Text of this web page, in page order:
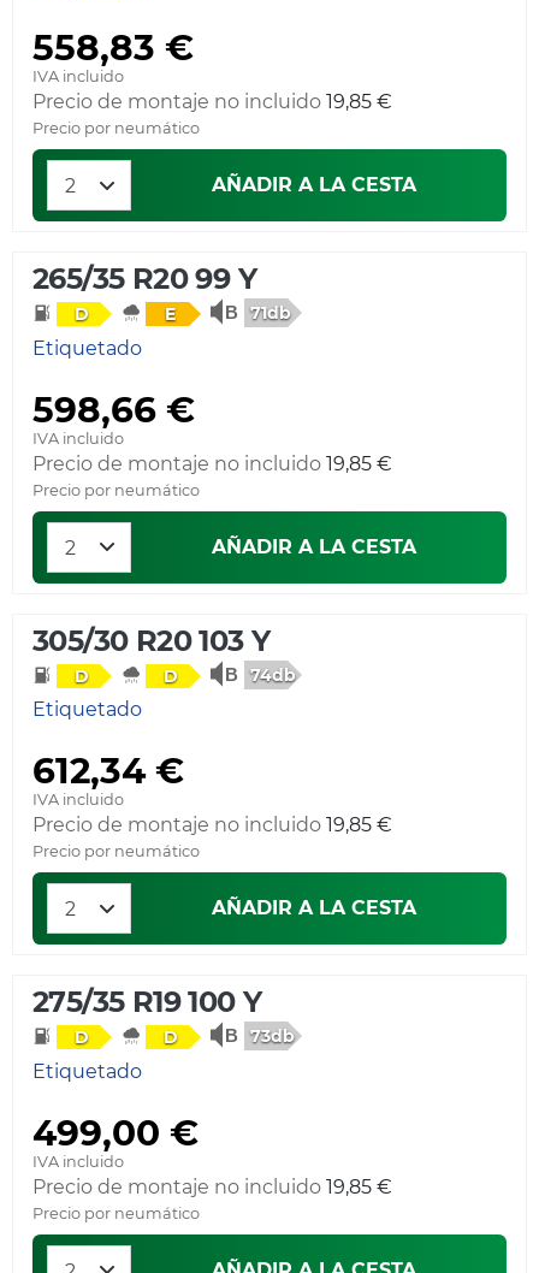
558,83 €
IVA incluido
Precio de montaje no incluido 19,85 €
Precio por neumático
AÑADIR A LA CESTA
265/35 R20 99 Y
D E 71db
Etiquetado
598,66 €
IVA incluido
Precio de montaje no incluido 19,85 €
Precio por neumático
AÑADIR A LA CESTA
305/30 R20 103 Y
D D 74db
Etiquetado
612,34 €
IVA incluido
Precio de montaje no incluido 19,85 €
Precio por neumático
AÑADIR A LA CESTA
275/35 R19 100 Y
D D 73db
Etiquetado
499,00 €
IVA incluido
Precio de montaje no incluido 19,85 €
Precio por neumático